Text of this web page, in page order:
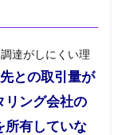
達がしにくい理
との取引量が
リング会社の
所有していな